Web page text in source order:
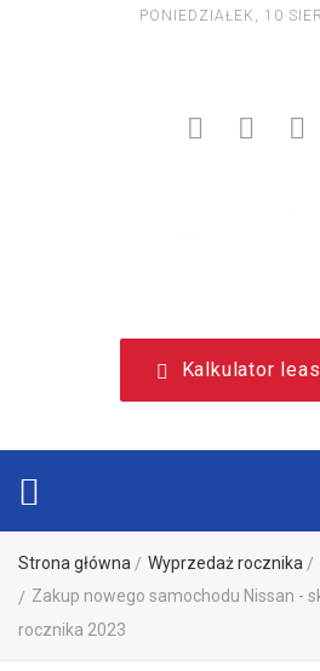
PONIEDZIAŁEK, 10
Kalkulator
Strona główna Wyprzedaż rocznika
Zakup nowego samochodu Nissan -
rocznika 2023